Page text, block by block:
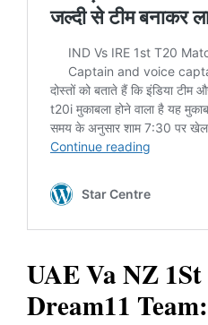
UAE Va NZ
Dream11 Team: